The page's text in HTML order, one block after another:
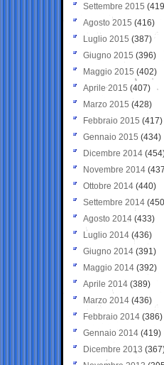
Settembre 2015
Agosto 2015 (416)
Luglio 2015 (387)
Giugno 2015 (396)
Maggio 2015 (402)
Aprile 2015 (407)
Marzo 2015 (428)
Febbraio 2015 (417)
Gennaio 2015 (434)
Dicembre 2014
Novembre 2014
Ottobre 2014 (440)
Settembre 2014
Agosto 2014 (433)
Luglio 2014 (436)
Giugno 2014 (391)
Maggio 2014 (392)
Aprile 2014 (389)
Marzo 2014 (436)
Febbraio 2014 (386)
Gennaio 2014 (419)
Dicembre 2013